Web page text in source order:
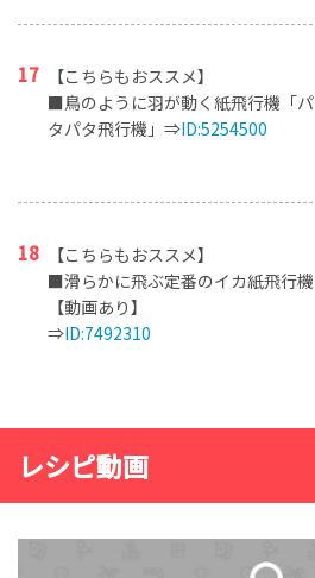
【こちらもおススメ】
■鳥のように羽が動く紙飛行機「パ
タパタ飛行機」⇒ID:5254500
【こちらもおススメ】
■滑らかに飛ぶ定番のイカ紙飛行機
【動画あり】
⇒ID:7492310
レシピ動画